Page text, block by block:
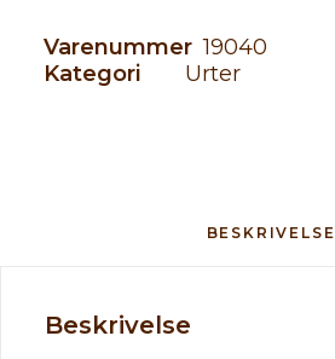
Varenummer 19040
Kategori
Urter
BESKRIVELSE
Beskrivelse